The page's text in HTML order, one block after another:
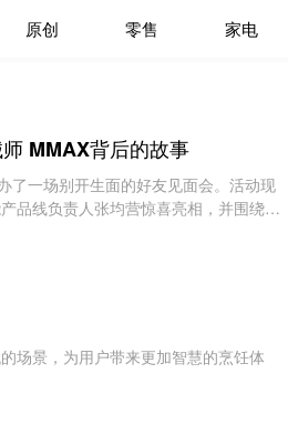
原创 零售 家电
MMAX背后的故事
了一场别开生面的好友见面会。活动现
品线负责人张均营惊喜亮相，并围绕九
场景，为用户带来更加智慧的烹饪体